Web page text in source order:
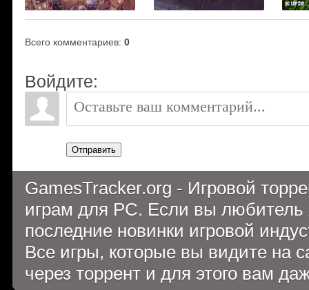
Всего комментариев: 0
Войдите:
Отправить
GamesTracker.org - Игровой
играм для PC. Если вы
последние новинки игровой
Все игры, которые вы видите на
через торрент и для этого вам